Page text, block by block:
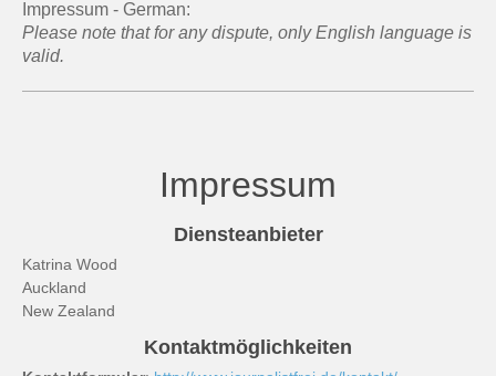
Impressum - German:
Please note that for any dispute, only English language is
valid.
Impressum
Diensteanbieter
Katrina Wood
Auckland
New Zealand
Kontaktmöglichkeiten